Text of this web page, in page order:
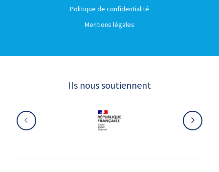
Politique de confidentialité
Mentions légales
Ils nous soutiennent